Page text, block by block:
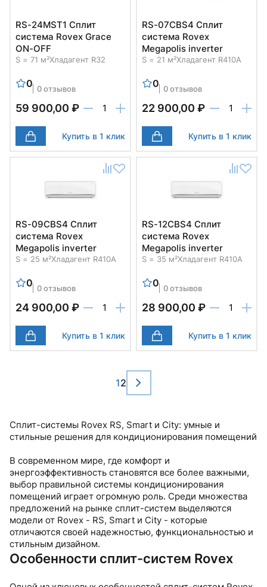
RS-24MST1 Cплит
система Rovex Grace
ON-OFF
S = 71 м²Хладагент R32
0 0 отзывов
59 900,00 ₽
Купить в 1 клик
RS-07CBS4 Cплит
система Rovex
Megapolis inverter
S = 21 м²Хладагент R410A
0 0 отзывов
22 900,00 ₽
Купить в 1 клик
RS-09CBS4 Cплит
система Rovex
Megapolis inverter
S = 25 м²Хладагент R410A
0 0 отзывов
24 900,00 ₽
Купить в 1 клик
RS-12CBS4 Cплит
система Rovex
Megapolis inverter
S = 35 м²Хладагент R410A
0 0 отзывов
28 900,00 ₽
Купить в 1 клик
12
Сплит-системы Rovex RS, Smart и City: умные и
стильные решения для кондиционирования помещений
В современном мире, где комфорт и
энергоэффективность становятся все более важными,
выбор правильной системы кондиционирования
помещений играет огромную роль. Среди множества
предложений на рынке сплит-систем выделяются
модели от Rovex - RS, Smart и City - которые
отличаются своей надежностью, функциональностью и
стильным дизайном.
Особенности сплит-систем Rovex